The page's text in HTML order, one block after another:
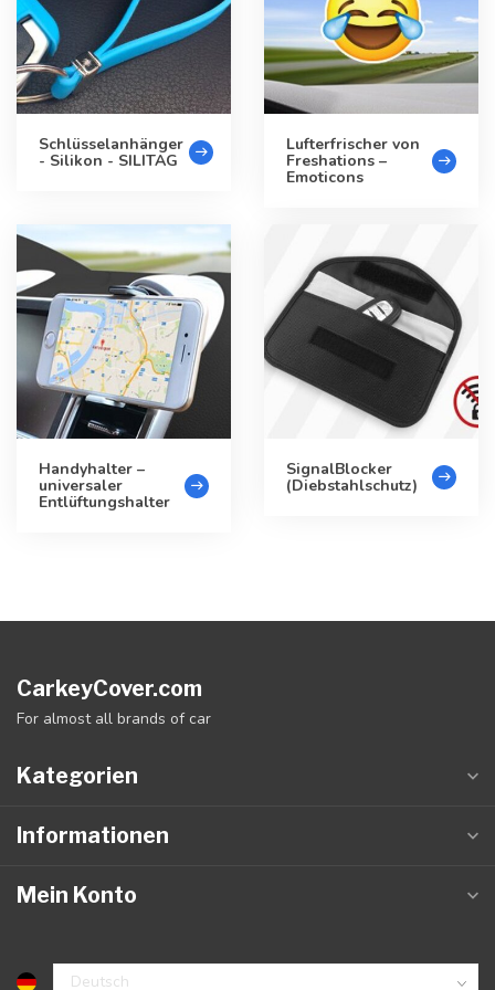
Schlüsselanhänger
- Silikon - SILITAG
Lufterfrischer von
Freshations –
Emoticons
Handyhalter –
universaler
Entlüftungshalter
SignalBlocker
(Diebstahlschutz)
CarkeyCover.com
For almost all brands of car
Kategorien
Informationen
Mein Konto